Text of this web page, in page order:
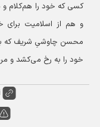
کسی که خود را هم‌کلام و
و هم از اسلامیت برای
محسن چاوشیِ شریف که با
خود را به رخ می‌کشد و